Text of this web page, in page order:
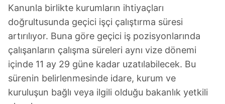
Kanunla birlikte kurumların ihtiyaçları
doğrultusunda geçici işçi çalıştırma süresi
artırılıyor. Buna göre geçici iş pozisyonlarında
çalışanların çalışma süreleri aynı vize dönemi
içinde 11 ay 29 güne kadar uzatılabilecek. Bu
sürenin belirlenmesinde idare, kurum ve
kuruluşun bağlı veya ilgili olduğu bakanlık yetkili